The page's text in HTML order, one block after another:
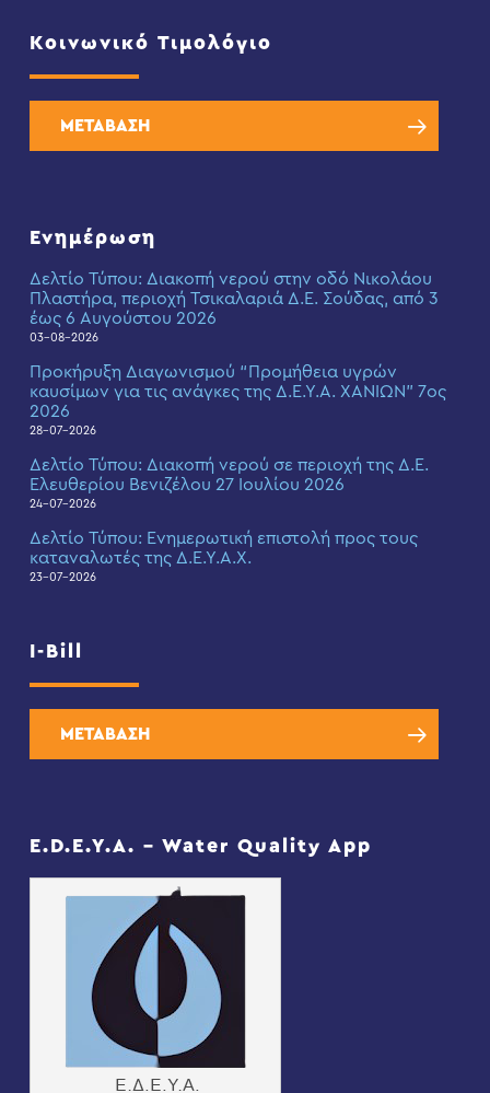
Κοινωνικό Τιμολόγιο
ΜΕΤΑΒΑΣΗ
Ενημέρωση
Δελτίο Τύπου: Διακοπή νερού στην οδό Νικολάου
Πλαστήρα, περιοχή Τσικαλαριά Δ.Ε. Σούδας, από 3
έως 6 Αυγούστου 2026
03-08-2026
Προκήρυξη Διαγωνισμού “Προμήθεια υγρών
καυσίμων για τις ανάγκες της Δ.Ε.Υ.Α. ΧΑΝΙΩΝ” 7ος
2026
28-07-2026
Δελτίο Τύπου: Διακοπή νερού σε περιοχή της Δ.Ε.
Ελευθερίου Βενιζέλου 27 Ιουλίου 2026
24-07-2026
Δελτίο Τύπου: Eνημερωτική επιστολή προς τους
καταναλωτές της Δ.Ε.Υ.Α.Χ.
23-07-2026
I-Bill
ΜΕΤΑΒΑΣΗ
E.D.E.Y.A. – Water Quality App